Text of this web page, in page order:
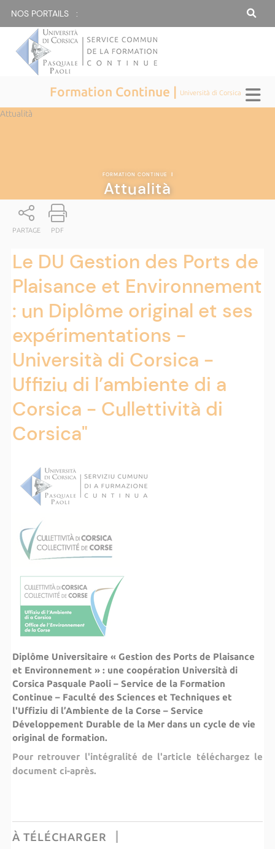
NOS PORTAILS :
Formation Continue | Università di Corsica
Attualità
FORMATION CONTINUE |
Attualità
PARTAGE PDF
Le DU Gestion des Ports de
Plaisance et Environnement
: un Diplôme original et ses
expérimentations -
Università di Corsica -
Uffiziu di l’ambiente di a
Corsica - Cullettività di
Corsica"
Diplôme Universitaire « Gestion des Ports de Plaisance
et Environnement » : une coopération Università di
Corsica Pasquale Paoli – Service de la Formation
Continue – Faculté des Sciences et Techniques et
l'Uffiziu di l’Ambiente de la Corse – Service
Développement Durable de la Mer dans un cycle de vie
original de formation.
Pour retrouver l'intégralité de l'article téléchargez le
document ci-après.
À TÉLÉCHARGER